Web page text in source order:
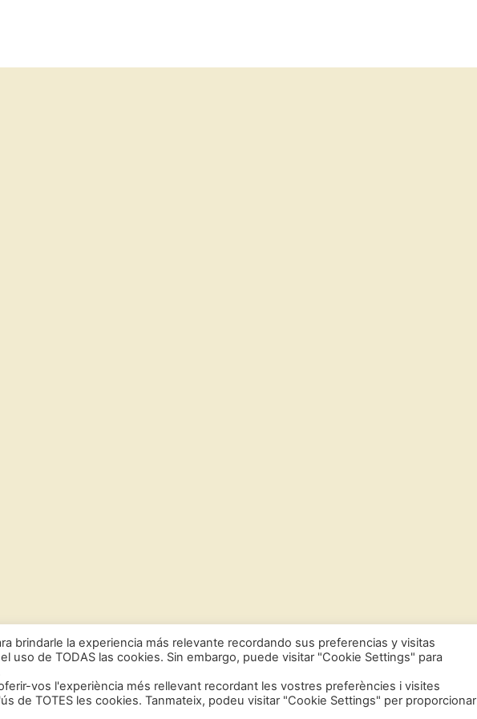
brindarle la experiencia más relevante recordando sus preferencias y visitas
uso de TODAS las cookies. Sin embargo, puede visitar "Cookie Settings" para
vos l'experiència més rellevant recordant les vostres preferències i visites
de TOTES les cookies. Tanmateix, podeu visitar "Cookie Settings" per proporcionar